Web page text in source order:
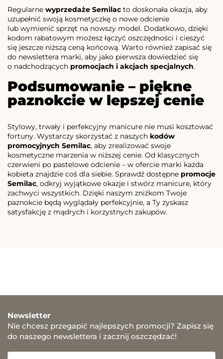
Regularne wyprzedaże Semilac to doskonała okazja, aby
uzupełnić swoją kosmetyczkę o nowe odcienie
lub wymienić sprzęt na nowszy model. Dodatkowo, dzięki
kodom rabatowym możesz łączyć oszczędności i cieszyć
się jeszcze niższą ceną końcową. Warto również zapisać się
do newslettera marki, aby jako pierwsza dowiedzieć się
o nadchodzących promocjach i akcjach specjalnych.
Podsumowanie – piękne
paznokcie w lepszej cenie
Stylowy, trwały i perfekcyjny manicure nie musi kosztować
fortuny. Wystarczy skorzystać z naszych kodów
promocyjnych Semilac, aby zrealizować swoje
kosmetyczne marzenia w niższej cenie. Od klasycznych
czerwieni po pastelowe odcienie – w ofercie marki każda
kobieta znajdzie coś dla siebie. Sprawdź dostępne promocje
Semilac, odkryj wyjątkowe okazje i stwórz manicure, który
zachwyci wszystkich. Dzięki naszym zniżkom Twoje
paznokcie będą wyglądały perfekcyjnie, a Ty zyskasz
satysfakcję z mądrych i korzystnych zakupów.
Newsletter
Nie chcesz przegapić najlepszych promocji? Zapisz się
do naszego newslettera i zacznij oszczędzać!